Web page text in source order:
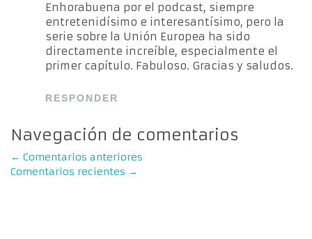
Enhorabuena por el podcast, siempre
entretenidísimo e interesantísimo, pero la
serie sobre la Unión Europea ha sido
directamente increíble, especialmente el
primer capítulo. Fabuloso. Gracias y saludos.
RESPONDER
Navegación de comentarios
← Comentarios anteriores
Comentarios recientes →